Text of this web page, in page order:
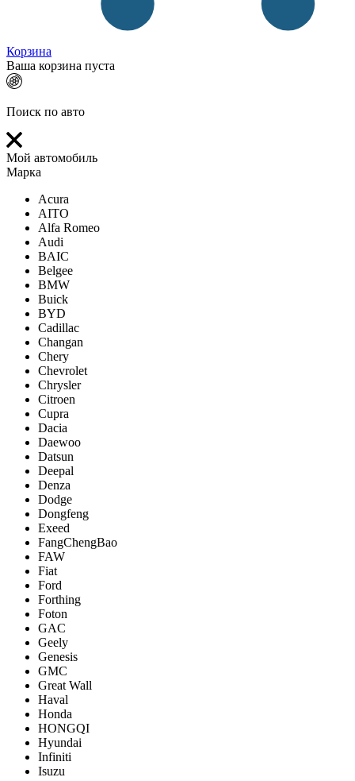
Корзина
Ваша корзина пуста
Поиск по авто
Мой автомобиль
Марка
Acura
AITO
Alfa Romeo
Audi
BAIC
Belgee
BMW
Buick
BYD
Cadillac
Changan
Chery
Chevrolet
Chrysler
Citroen
Cupra
Dacia
Daewoo
Datsun
Deepal
Denza
Dodge
Dongfeng
Exeed
FangChengBao
FAW
Fiat
Ford
Forthing
Foton
GAC
Geely
Genesis
GMC
Great Wall
Haval
Honda
HONGQI
Hyundai
Infiniti
Isuzu